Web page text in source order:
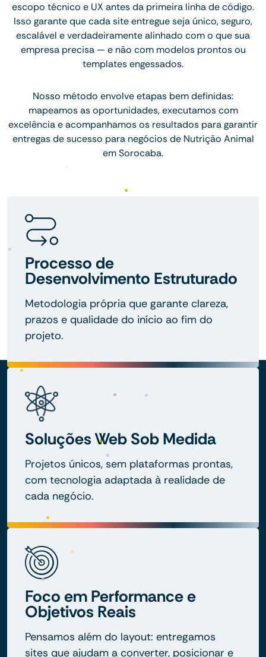
escopo técnico e UX antes da primeira linha de código.
Isso garante que cada site entregue seja único, seguro,
escalável e verdadeiramente alinhado com o que sua
empresa precisa — e não com modelos prontos ou
templates engessados.
Nosso método envolve etapas bem definidas:
mapeamos as oportunidades, executamos com
excelência e acompanhamos os resultados para garantir
entregas de sucesso para negócios de Nutrição Animal
em Sorocaba.
Processo de
Desenvolvimento Estruturado
Metodologia própria que garante clareza,
prazos e qualidade do início ao fim do
projeto.
Soluções Web Sob Medida
Projetos únicos, sem plataformas prontas,
com tecnologia adaptada à realidade de
cada negócio.
Foco em Performance e
Objetivos Reais
Pensamos além do layout: entregamos
sites que ajudam a converter, posicionar e